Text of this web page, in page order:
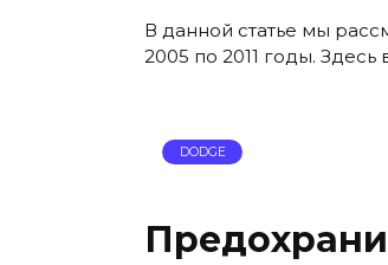
В данной статье мы
2005 по 2011 годы.
DODGE